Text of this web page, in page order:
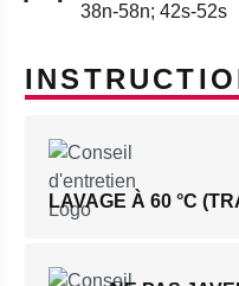
38n-58n; 42s-52s
LAVAGE À 60 °C